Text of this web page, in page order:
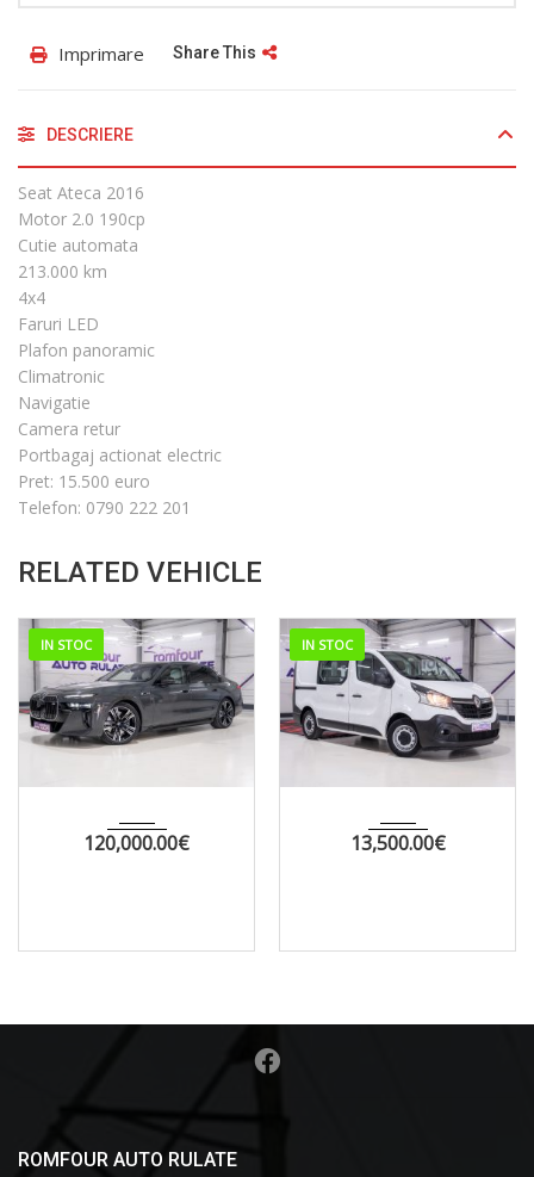
Imprimare Share This
DESCRIERE
Seat Ateca 2016
Motor 2.0 190cp
Cutie automata
213.000 km
4x4
Faruri LED
Plafon panoramic
Climatronic
Navigatie
Camera retur
Portbagaj actionat electric
Pret: 15.500 euro
Telefon: 0790 222 201
RELATED VEHICLE
IN STOC
29000
120,000.00€
IN STOC
176000
13,500.00€
ROMFOUR AUTO RULATE